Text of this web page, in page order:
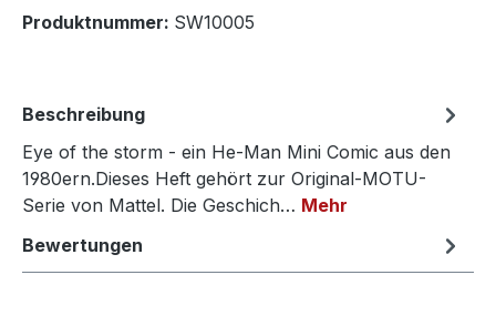
Produktnummer: SW10005
Beschreibung
Eye of the storm - ein He-Man Mini Comic aus den
1980ern.Dieses Heft gehört zur Original-MOTU-
Serie von Mattel. Die Geschich… Mehr
Bewertungen